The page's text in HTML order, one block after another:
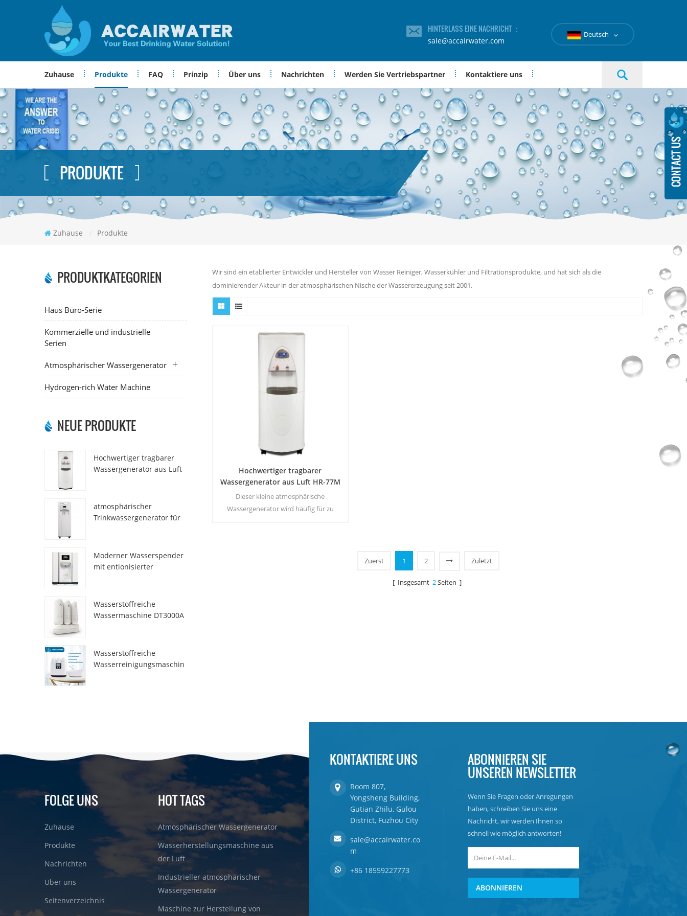
HINTERLASS EINE NACHRICHT ：
sale@accairwater.com
Deutsch
Zuhause Produkte FAQ Prinzip Über uns Nachrichten Werden Sie Vertriebspartner Kontaktiere uns
PRODUKTE
Zuhause / Produkte
PRODUKTKATEGORIEN
Haus Büro-Serie
Kommerzielle und industrielle
Serien
Atmosphärischer Wassergenerator
Hydrogen-rich Water Machine
NEUE PRODUKTE
Hochwertiger tragbarer
Wassergenerator aus Luft
atmosphärischer
Trinkwassergenerator für
Moderner Wasserspender
mit entionisierter
Wasserstoffreiche
Wassermaschine DT3000A
Wasserstoffreiche
Wasserreinigungsmaschin
Wir sind ein etablierter Entwickler und Hersteller von Wasser Reiniger, Wasserkühler und Filtrationsprodukte, und hat sich als die
dominierender Akteur in der atmosphärischen Nische der Wassererzeugung seit 2001.
Hochwertiger tragbarer
Wassergenerator aus Luft HR-77M
Dieser kleine atmosphärische
Wassergenerator wird häufig für zu
Zuerst
1 2 Zuletzt
[ Insgesamt2Seiten ]
FOLGE UNS
Zuhause
Produkte
Nachrichten
Über uns
Seitenverzeichnis
HOT TAGS
Atmosphärischer Wassergenerator
Wasserherstellungsmaschine aus
der Luft
Industrieller atmosphärischer
Wassergenerator
Maschine zur Herstellung von
KONTAKTIERE UNS
Room 807,
Yongsheng Building,
Gutian Zhilu, Gulou
District, Fuzhou City
sale@accairwater.co
m
+86 18559227773
ABONNIEREN SIE
UNSEREN NEWSLETTER
Wenn Sie Fragen oder Anregungen
haben, schreiben Sie uns eine
Nachricht, wir werden Ihnen so
schnell wie möglich antworten!
ABONNIEREN